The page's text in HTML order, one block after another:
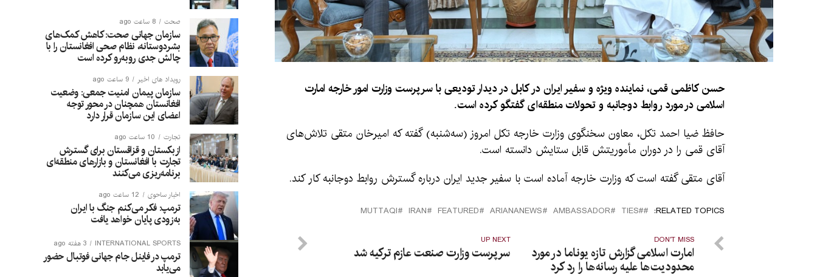
حسن کاظمی قمی، نماینده ویژه و سفیر ایران در کابل در دیدار تودیعی با سرپرست وزارت امور خارجه امارت
اسلامی در مورد روابط دوجانبه و تحولات منطقه‌ای گفتگو کرده‌ است.
حافظ ضیا احمد تکل، معاون سخنگوی وزارت خارجه تکل امروز (سه‌شنبه) گفته که امیرخان متقی تلاش‌های
آقای قمی را در دوران مأموریتش قابل ستایش دانسته است.
آقای متقی گفته است که وزارت خارجه آماده است با سفیر جدید ایران درباره گسترش روابط دوجانبه کار کند.
RELATED TOPICS:
#TIES
AMBASSADOR
ARIANANEWS
FEATURED
IRAN
MUTTAQI
UP NEXT
سرپرست وزارت صنعت عازم ترکیه شد
DON'T MISS
امارت اسلامی گزارش تازه یوناما در مورد
محدودیت‌ها علیه رسانه‌‌‌ها را رد کرد
صحت 8 ساعت ago
سازمان جهانی صحت: کاهش کمک‌های
بشردوستانه، نظام صحی افغانستان را با
چالش جدی روبه‌رو کرده است
رویداد های اخیر 9 ساعت ago
سازمان پیمان امنیت جمعی: وضعیت
افغانستان همچنان در محور توجه
اعضای این سازمان قرار دارد
تجارت 10 ساعت ago
ازبکستان و قزاقستان برای گسترش
تجارت با افغانستان و بازارهای منطقه‌ای
برنامه‌ریزی می‌کنند
اخبار ساحوی 12 ساعت ago
ترمپ: فکر می‌کنم جنگ با ایران
به‌زودی پایان خواهد یافت
INTERNATIONAL SPORTS 3 هفته ago
ترمپ در فاینل جام جهانی فوتبال حضور
می‌یابد